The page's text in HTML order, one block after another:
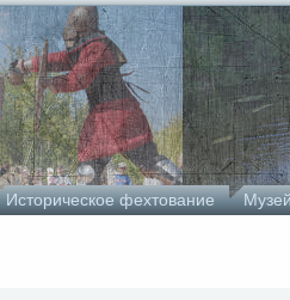
Историческое фехтование